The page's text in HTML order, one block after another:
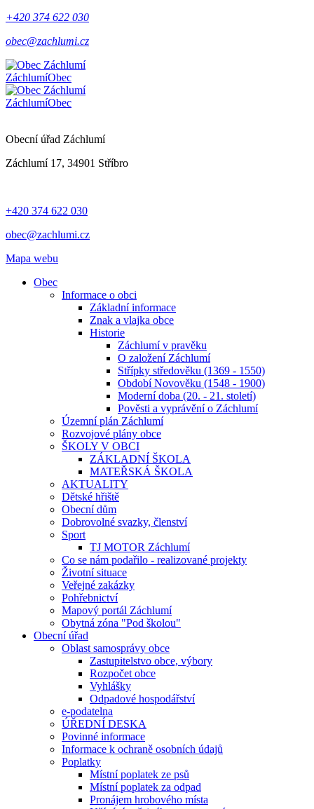
+420 374 622 030
obec@zachlumi.cz
ZáchlumíObec
ZáchlumíObec
Obecní úřad Záchlumí
Záchlumí 17, 34901 Stříbro
+420 374 622 030
obec@zachlumi.cz
Mapa webu
Obec
Informace o obci
Základní informace
Znak a vlajka obce
Historie
Záchlumí v pravěku
O založení Záchlumí
Střípky středověku (1369 - 1550)
Období Novověku (1548 - 1900)
Moderní doba (20. - 21. století)
Pověsti a vyprávění o Záchlumí
Územní plán Záchlumí
Rozvojové plány obce
ŠKOLY V OBCI
ZÁKLADNÍ ŠKOLA
MATEŘSKÁ ŠKOLA
AKTUALITY
Dětské hřiště
Obecní dům
Dobrovolné svazky, členství
Sport
TJ MOTOR Záchlumí
Co se nám podařilo - realizované projekty
Životní situace
Veřejné zakázky
Pohřebnictví
Mapový portál Záchlumí
Obytná zóna "Pod školou"
Obecní úřad
Oblast samosprávy obce
Zastupitelstvo obce, výbory
Rozpočet obce
Vyhlášky
Odpadové hospodářství
e-podatelna
ÚŘEDNÍ DESKA
Povinné informace
Informace k ochraně osobních údajů
Poplatky
Místní poplatek ze psů
Místní poplatek za odpad
Pronájem hrobového místa